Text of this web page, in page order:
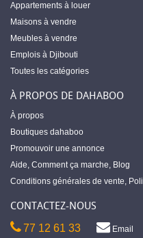
Appartements à louer
Maisons à vendre
Meubles à vendre
Emplois à Djibouti
Toutes les catégories
À PROPOS DE DAHABOO
À propos
Boutiques dahaboo
Promouvoir une annonce
Aide, Comment ça marche, Blog
Conditions générales de vente,
CONTACTEZ-NOUS
77 12 61 33 Email